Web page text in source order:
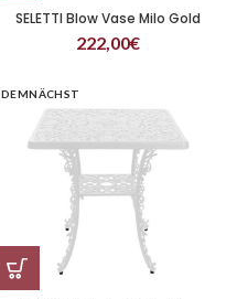
SELETTI Blow Vase Milo Gold
222,00€
DEMNÄCHST